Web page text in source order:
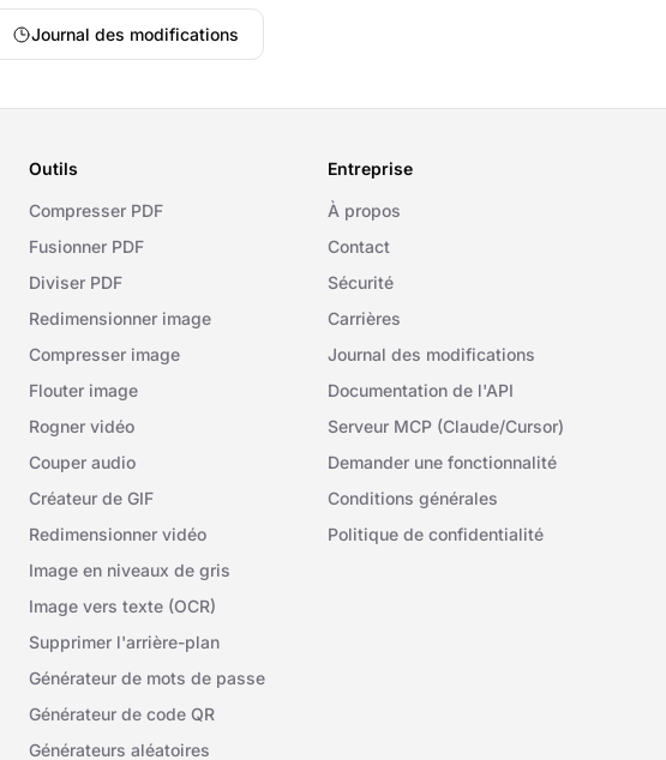
Journal des modifications
Outils
Compresser PDF
Fusionner PDF
Diviser PDF
Redimensionner image
Compresser image
Flouter image
Rogner vidéo
Couper audio
Créateur de GIF
Redimensionner vidéo
Image en niveaux de gris
Image vers texte (OCR)
Supprimer l'arrière-plan
Générateur de mots de passe
Générateur de code QR
Générateurs aléatoires
Entreprise
À propos
Contact
Sécurité
Carrières
Journal des modifications
Documentation de l'API
Serveur MCP (Claude/Cursor)
Demander une fonctionnalité
Conditions générales
Politique de confidentialité